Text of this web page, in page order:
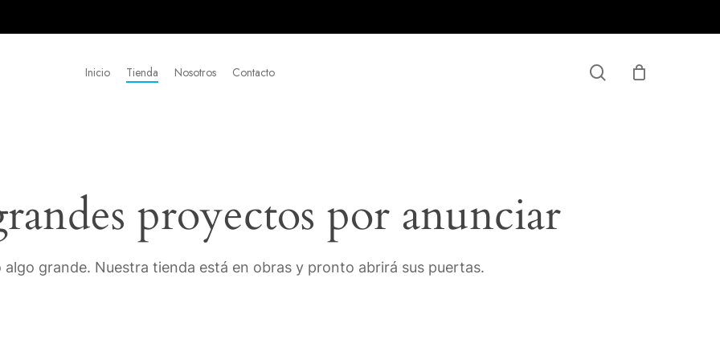
Inicio Tienda Nosotros Contacto search
proyectos por anunciar
algo grande. Nuestra tienda está en obras y pronto abrirá sus puertas.